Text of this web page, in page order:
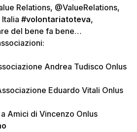
Relations, @ValueRelations,
#volontariatoteva,
del bene fa bene…
Andrea Tudisco Onlus
Eduardo Vitali Onlus
Amici di Vincenzo Onlus